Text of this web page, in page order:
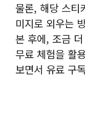
물론, 해당 스티
미지로 외우는
본 후에, 조금
무료 체험을 활
보면서 유료 구